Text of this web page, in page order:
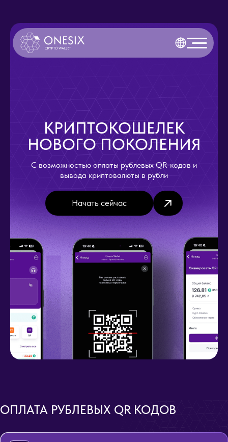
КРИПТОКОШЕЛЕК
НОВОГО ПОКОЛЕНИЯ
С возможностью оплаты рублевых QR-кодов и
вывода криптовалюты в рубли
Начать сейчас
ОПЛАТА РУБЛЕВЫХ QR КОДОВ